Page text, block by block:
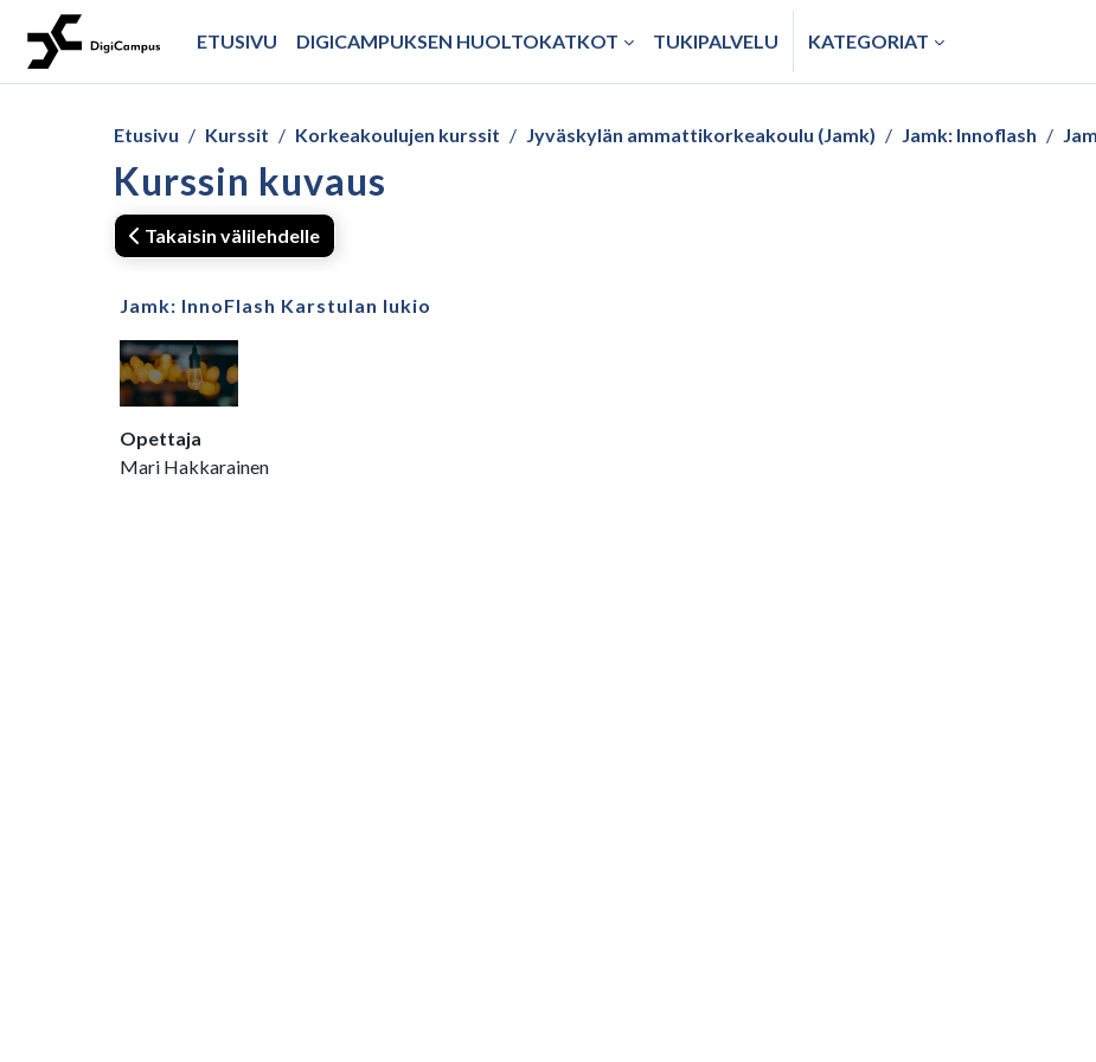
Siirry pääsisältöön
ETUSIVU
DIGICAMPUKSEN HUOLTOKATKOT TUKIPALVELU KATEGORIAT
Etusivu Kurssit Korkeakoulujen kurssit Jyväskylän ammattikorkeakoulu (Jamk) Jamk: Innoflash
Kurssin kuvaus
Takaisin välilehdelle
Jamk: InnoFlash Karstulan lukio
Opettaja
Mari Hakkarainen